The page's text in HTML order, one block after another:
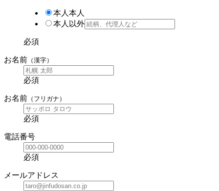
本人 本人
本人以外
必須
お名前 （漢字）
必須
お名前 （フリガナ）
必須
電話番号
必須
メールアドレス